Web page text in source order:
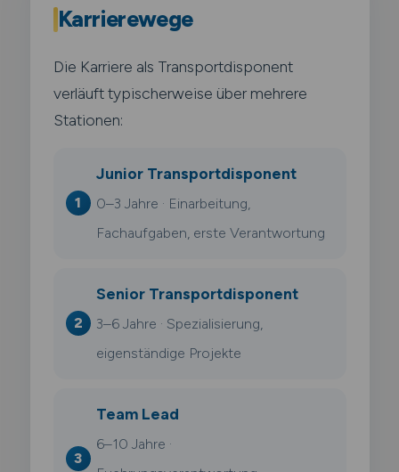
Karrierewege
Die Karriere als Transportdisponent
verläuft typischerweise über mehrere
Stationen:
Junior Transportdisponent
0–3 Jahre · Einarbeitung,
Fachaufgaben, erste Verantwortung
Senior Transportdisponent
3–6 Jahre · Spezialisierung,
eigenständige Projekte
Team Lead
6–10 Jahre ·